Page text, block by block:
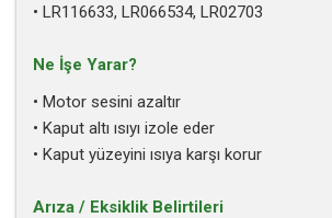
• LR116633, LR066534, LR02703
Ne İşe Yarar?
• Motor sesini azaltır
• Kaput altı ısıyı izole eder
• Kaput yüzeyini ısıya karşı korur
Arıza / Eksiklik Belirtileri